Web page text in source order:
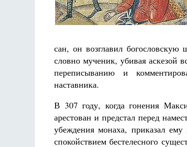
сан, он возглавил
словно мученик, убивая аскезой
переписыванию и
наставника.
В 307 году, когда гонения
арестован и предстал перед
убеждения монаха, приказал
спокойствием бестелесного
Разлуки не будет
Фредерика де Грааф